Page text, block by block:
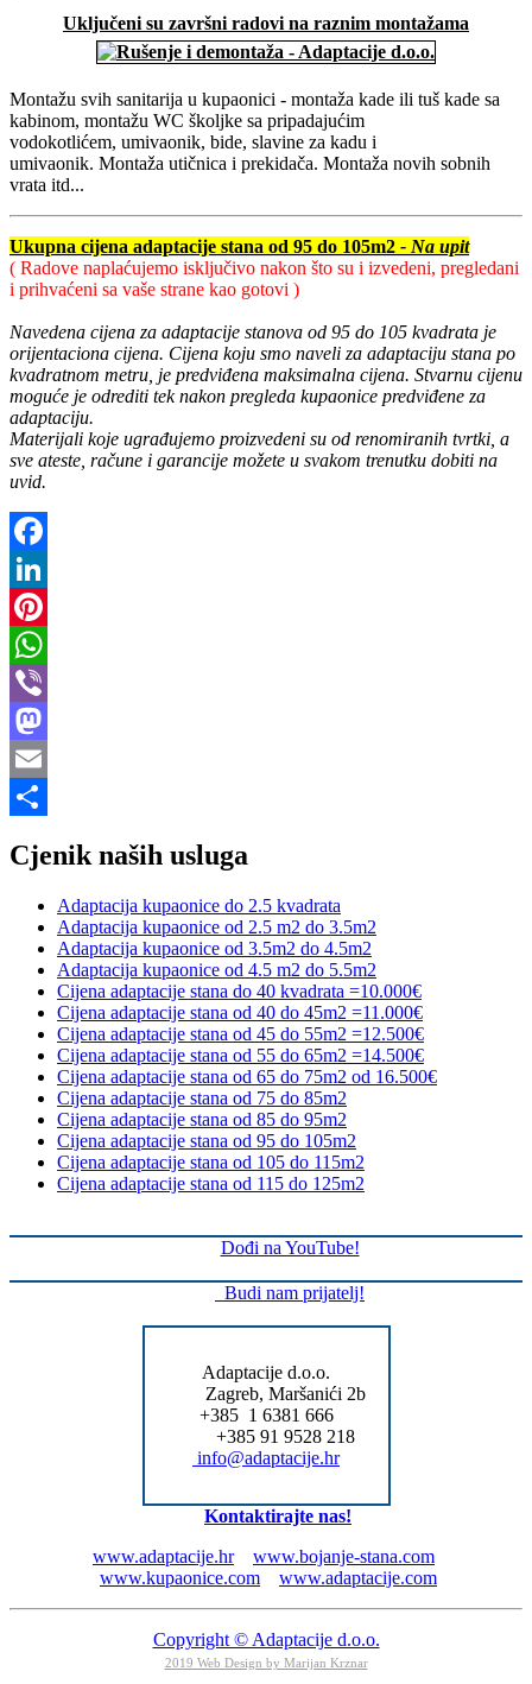
Uključeni su završni radovi na raznim montažama
Montažu svih sanitarija u kupaonici - montaža kade ili tuš kade sa
kabinom, montažu WC školjke sa pripadajućim
vodokotlićem, umivaonik, bide, slavine za kadu i
umivaonik. Montaža utičnica i prekidača. Montaža novih sobnih
vrata itd...
Ukupna cijena adaptacije stana od 95 do 105m2 - Na upit
( Radove naplaćujemo isključivo nakon što su i izvedeni, pregledani
i prihvaćeni sa vaše strane kao gotovi )
Navedena cijena za adaptacije stanova od 95 do 105 kvadrata je
orijentaciona cijena. Cijena koju smo naveli za adaptaciju stana po
kvadratnom metru, je predviđena maksimalna cijena. Stvarnu cijenu
moguće je odrediti tek nakon pregleda kupaonice predviđene za
adaptaciju.
Materijali koje ugrađujemo proizvedeni su od renomiranih tvrtki, a
sve ateste, račune i garancije možete u svakom trenutku dobiti na
uvid.
Facebook
LinkedIn
Pinterest
WhatsApp
Viber
Mastodon
Email
Cjenik naših usluga
Adaptacija kupaonice do 2.5 kvadrata
Adaptacija kupaonice od 2.5 m2 do 3.5m2
Adaptacija kupaonice od 3.5m2 do 4.5m2
Adaptacija kupaonice od 4.5 m2 do 5.5m2
Cijena adaptacije stana do 40 kvadrata =10.000€
Cijena adaptacije stana od 40 do 45m2 =11.000€
Cijena adaptacije stana od 45 do 55m2 =12.500€
Cijena adaptacije stana od 55 do 65m2 =14.500€
Cijena adaptacije stana od 65 do 75m2 od 16.500€
Cijena adaptacije stana od 75 do 85m2
Cijena adaptacije stana od 85 do 95m2
Cijena adaptacije stana od 95 do 105m2
Cijena adaptacije stana od 105 do 115m2
Cijena adaptacije stana od 115 do 125m2
Dođi na YouTube!
Budi nam prijatelj!
Adaptacije d.o.o.
Zagreb, Maršanići 2b
+385 1 6381 666
+385 91 9528 218
info@adaptacije.hr
Kontaktirajte nas!
www.adaptacije.hr
www.bojanje-stana.com
www.kupaonice.com
www.adaptacije.com
Copyright © Adaptacije d.o.o.
2019 Web Design by Marijan Krznar